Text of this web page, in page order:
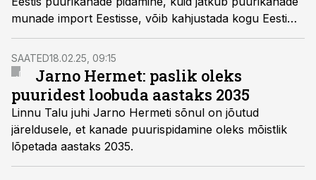
munade import Eestisse, võib kahjustada kogu Eesti
munatootmissektorit, leiab suurima mahemunatootja,
Äntu Mõisa omanik Lauri Bobrovski.
SAATED18.02.25, 09:15
Jarno Hermet: paslik oleks
puuridest loobuda aastaks 2035
Linnu Talu juhi Jarno Hermeti sõnul on jõutud
järeldusele, et kanade puurispidamine oleks mõistlik
lõpetada aastaks 2035.